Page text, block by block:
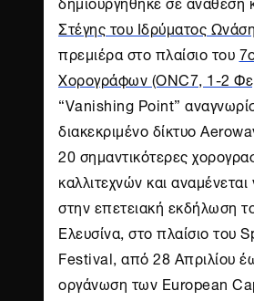
Στέγης του Ιδρύματος Ωνάση
πρεμιέρα στο πλαίσιο του
Χορογράφων (ΟΝC7, 1-2
“Vanishing Point”
διακεκριμένο δίκτυο
20 σημαντικότερες
καλλιτεχνών και
στην επετειακή εκδήλωση
Ελευσίνα, στο πλαίσιο του
Festival, από 28 Απριλίου
οργάνωση των European